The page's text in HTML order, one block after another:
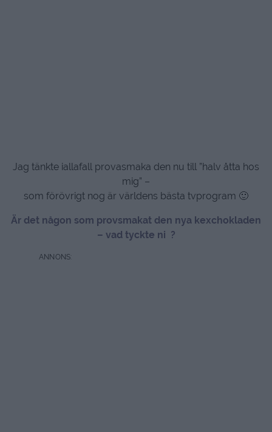
Jag tänkte iallafall provasmaka den nu till ”halv åtta hos
mig” –
som förövrigt nog är världens bästa tvprogram 🙂
Är det någon som provsmakat den nya kexchokladen
– vad tyckte ni ?